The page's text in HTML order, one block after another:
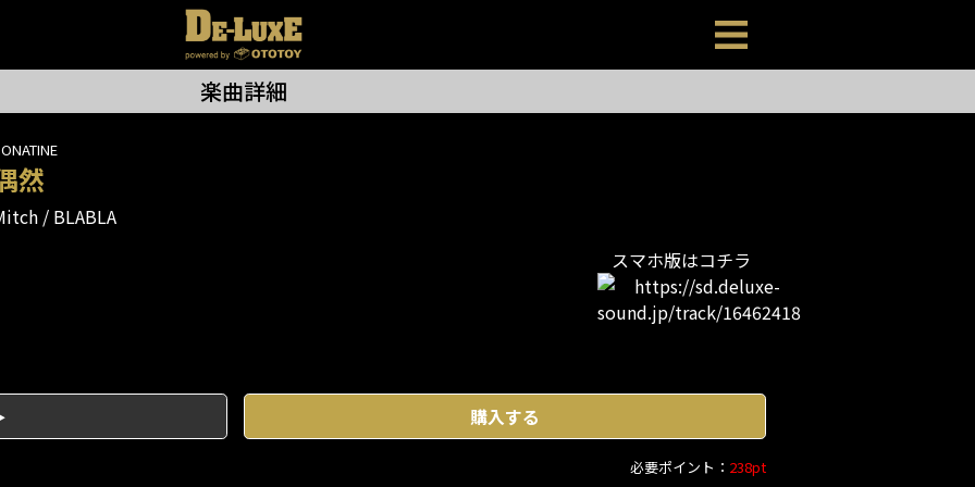
楽曲詳細
然
BLABLA
スマホ版はコチラ
購入する
必要ポイント： 238pt